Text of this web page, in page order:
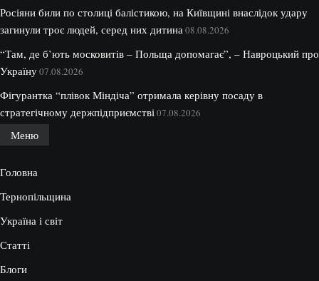
Росіяни били по столиці балістикою, на Київщині внаслідок удару
загинули троє людей, серед них дитина08.08.2026
“Там, де б’ють московитів – Польща допомагає”, – Навроцький про
Україну07.08.2026
Фігурантка “плівок Міндіча” отримала керівну посаду в
стратегічному держпідприємстві07.08.2026
Меню
Головна
Тернопільщина
Україна і світ
Статті
Блоги